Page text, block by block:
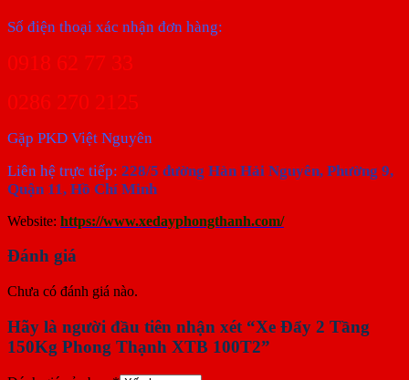
Số điện thoại xác nhận đơn hàng:
0918 62 77 33
0286 270 2125
Gặp PKD Việt Nguyên
Liên hệ trực tiếp: 228/5 đường Hàn Hải Nguyên, Phường 9,
Quận 11, Hồ Chí Minh
Website: https://www.xedayphongthanh.com/
Đánh giá
Chưa có đánh giá nào.
Hãy là người đầu tiên nhận xét “Xe Đẩy 2 Tầng
150Kg Phong Thạnh XTB 100T2”